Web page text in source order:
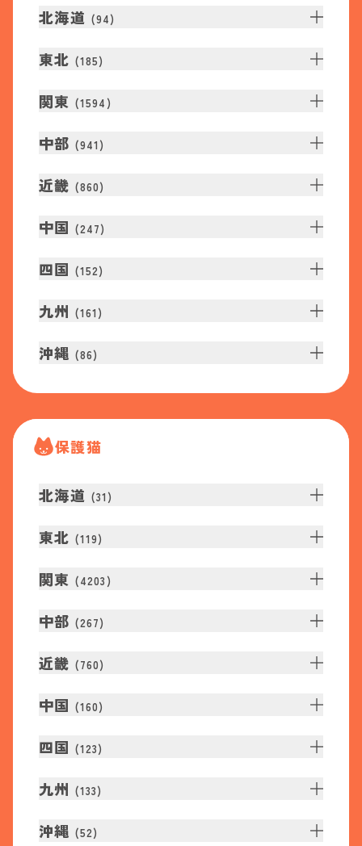
北海道 (94)
東北 (185)
関東 (1594 )
中部 (941 )
近畿 (860)
中国 (247)
四国 (152)
九州 (161 )
沖縄 (86)
保護猫
北海道 (31 )
東北 (119)
関東 (4203 )
中部 (267)
近畿 (760)
中国 (160)
四国 (123)
九州 (133)
沖縄 (52)